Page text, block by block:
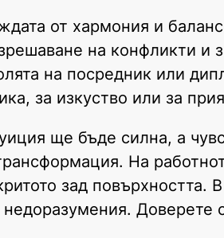
от хармония и
на конфликти и
на посредник или
за изкуство или за
ще бъде силна, а
На
зад повърхността.
недоразумения.